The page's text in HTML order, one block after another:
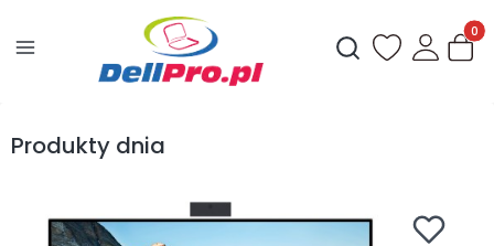
Otwórz
Produkty dnia